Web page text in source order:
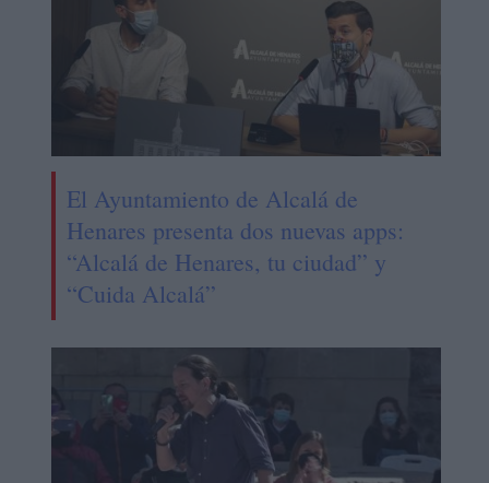
El Ayuntamiento de Alcalá de
Henares presenta dos nuevas apps:
“Alcalá de Henares, tu ciudad” y
“Cuida Alcalá”